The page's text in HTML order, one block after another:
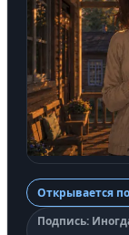
Открывается
Подпись: